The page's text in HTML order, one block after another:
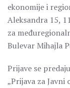
ekonomije i
Aleksandra 15,
za
Bulevar Mihajla
Prijave se
„Prijava za